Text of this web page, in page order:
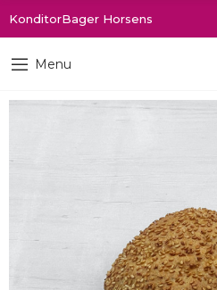
KonditorBager Horsens
Menu